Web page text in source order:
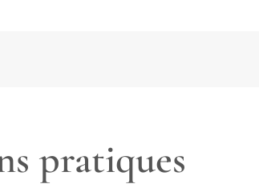
pratiques